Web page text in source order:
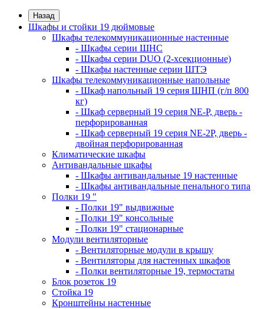
Назад
Шкафы и стойки 19 дюймовые
Шкафы телекоммуникационные настенные
- Шкафы серии ШНС
- Шкафы серии DUO (2-хсекционные)
- Шкафы настенные серии ШТЭ
Шкафы телекоммуникационные напольные
- Шкаф напольный 19 серия ШНП (г/п 800
кг)
- Шкаф серверный 19 серия NE-P, дверь -
перфорированная
- Шкаф серверный 19 серия NE-2P, дверь -
двойная перфорированная
Климатические шкафы
Антивандальные шкафы
- Шкафы антивандальные 19 настенные
- Шкафы антивандальные пенального типа
Полки 19 "
- Полки 19" выдвижные
- Полки 19" консольные
- Полки 19" стационарные
Модули вентиляторные
- Вентиляторные модули в крышу
- Вентиляторы для настенных шкафов
- Полки вентиляторные 19, термостаты
Блок розеток 19
Стойка 19
Кронштейны настенные